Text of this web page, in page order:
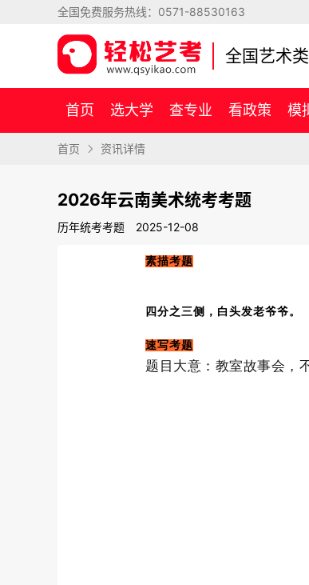
全国免费服务热线： 0571-88530163
全国艺术
首页 选大学 查专业 看政策 模
首页 资讯详情
2026年云南美术统考考题
历年统考考题 2025-12-08
素描考题
四分之三侧，白头发老爷爷。
速写考题
题目大意：教室故事会，